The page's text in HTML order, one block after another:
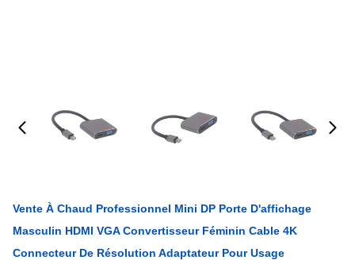
Vente À Chaud Professionnel Mini DP Porte D'affichage
Masculin HDMI VGA Convertisseur Féminin Cable 4K
Connecteur De Résolution Adaptateur Pour Usage